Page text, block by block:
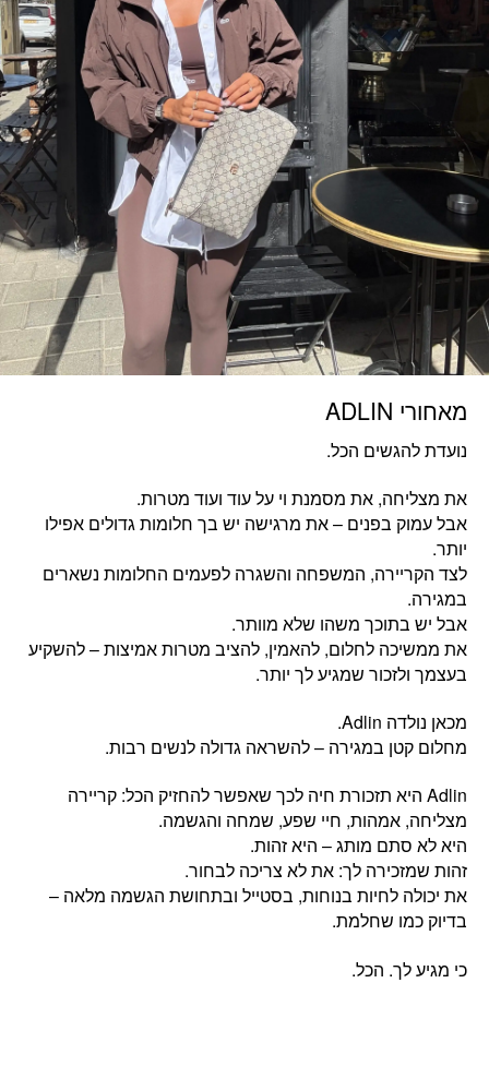
מאחורי ADLIN
נועדת להגשים הכל.
את מצליחה, את מסמנת וי על עוד ועוד מטרות.
אבל עמוק בפנים – את מרגישה יש בך חלומות גדולים אפילו
יותר.
לצד הקריירה, המשפחה והשגרה לפעמים החלומות נשארים
במגירה.
אבל יש בתוכך משהו שלא מוותר.
את ממשיכה לחלום, להאמין, להציב מטרות אמיצות – להשקיע
בעצמך ולזכור שמגיע לך יותר.
מכאן נולדה Adlin.
מחלום קטן במגירה – להשראה גדולה לנשים רבות.
‏Adlin היא תזכורת חיה לכך שאפשר להחזיק הכל: קריירה
מצליחה, אמהות, חיי שפע, שמחה והגשמה.
היא לא סתם מותג – היא זהות.
זהות שמזכירה לך: את לא צריכה לבחור.
את יכולה לחיות בנוחות, בסטייל ובתחושת הגשמה מלאה –
בדיוק כמו שחלמת.
כי מגיע לך. הכל.